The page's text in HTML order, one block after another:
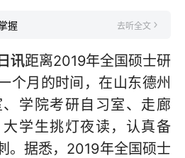
握 去听全文
讯距离2019年全国硕士研
个月的时间，在山东德州
学院考研自习室、走廊
学生挑灯夜读，认真备
。据悉，2019年全国硕士